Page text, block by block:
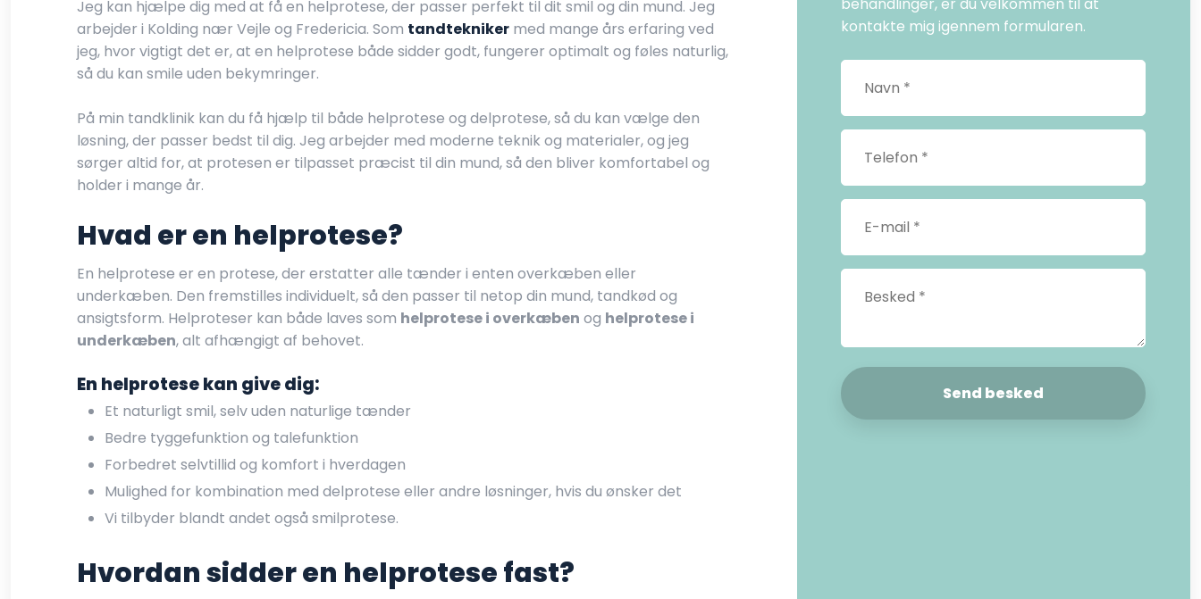
Jeg kan hjælpe dig med at få en helprotese, der passer perfekt til dit smil og din mund. Jeg
arbejder i Kolding nær Vejle og Fredericia. Som tandtekniker med mange års erfaring ved
jeg, hvor vigtigt det er, at en helprotese både sidder godt, fungerer optimalt og føles naturlig,
så du kan smile uden bekymringer.
På min tandklinik kan du få hjælp til både helprotese og delprotese, så du kan vælge den
løsning, der passer bedst til dig. Jeg arbejder med moderne teknik og materialer, og jeg
sørger altid for, at protesen er tilpasset præcist til din mund, så den bliver komfortabel og
holder i mange år.
Hvad er en helprotese?
En helprotese er en protese, der erstatter alle tænder i enten overkæben eller
underkæben. Den fremstilles individuelt, så den passer til netop din mund, tandkød og
ansigtsform. Helproteser kan både laves som helprotese i overkæben og helprotese i
underkæben, alt afhængigt af behovet.
En helprotese kan give dig:
Et naturligt smil, selv uden naturlige tænder
Bedre tyggefunktion og talefunktion
Forbedret selvtillid og komfort i hverdagen
Mulighed for kombination med delprotese eller andre løsninger, hvis du ønsker det
Vi tilbyder blandt andet også smilprotese.
Hvordan sidder en helprotese fast?
behandlinger, er du velkommen til at
kontakte mig igennem formularen.